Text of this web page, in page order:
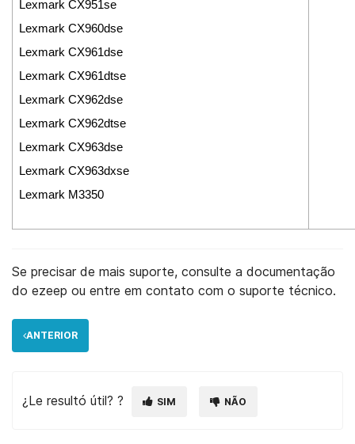
Lexmark CX951se
Lexmark CX960dse
Lexmark CX961dse
Lexmark CX961dtse
Lexmark CX962dse
Lexmark CX962dtse
Lexmark CX963dse
Lexmark CX963dxse
Lexmark M3350
Se precisar de mais suporte, consulte a documentação
do ezeep ou entre em contato com o suporte técnico.
ANTERIOR
¿Le resultó útil? ? SIM NÃO